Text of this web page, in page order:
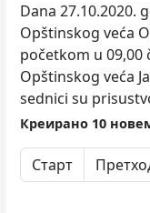
Dana 27.10.2020.
Opštinskog veća
početkom u 09,00
Opštinskog veća
sednici su
Креирано 10
Старт